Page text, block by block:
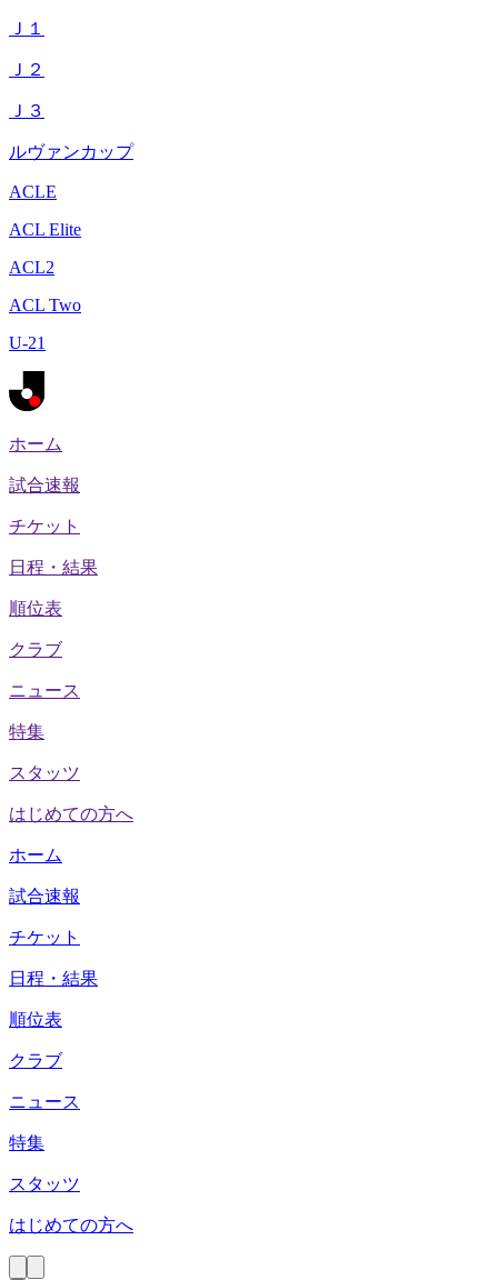
Ｊ１
Ｊ２
Ｊ３
ルヴァンカップ
ACLE
ACL Elite
ACL2
ACL Two
U-21
ホーム
試合速報
チケット
日程・結果
順位表
クラブ
ニュース
特集
スタッツ
はじめての方へ
ホーム
試合速報
チケット
日程・結果
順位表
クラブ
ニュース
特集
スタッツ
はじめての方へ